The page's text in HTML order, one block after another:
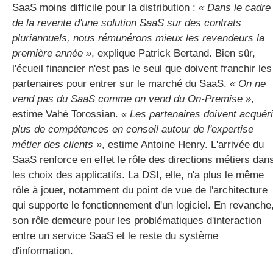
SaaS moins difficile pour la distribution : « Dans le cadre
de la revente d'une solution SaaS sur des contrats
pluriannuels, nous rémunérons mieux les revendeurs la
première année », explique Patrick Bertand. Bien sûr,
l'écueil financier n'est pas le seul que doivent franchir les
partenaires pour entrer sur le marché du SaaS. « On ne
vend pas du SaaS comme on vend du On-Premise »,
estime Vahé Torossian. « Les partenaires doivent
plus de compétences en conseil autour de l'expertise
métier des clients », estime Antoine Henry. L'arrivée du
SaaS renforce en effet le rôle des directions métiers
les choix des applicatifs. La DSI, elle, n'a plus le même
rôle à jouer, notamment du point de vue de l'architecture
qui supporte le fonctionnement d'un logiciel. En
son rôle demeure pour les problématiques d'interaction
entre un service SaaS et le reste du système
d'information.